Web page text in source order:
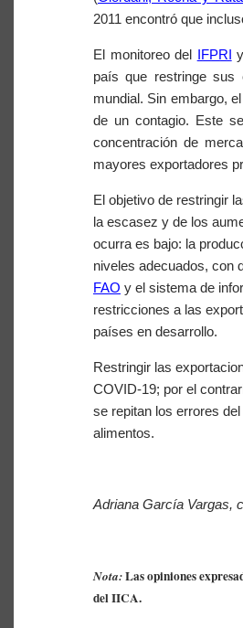
2011 encontró que
El monitoreo del IFPRI
país que restringe sus
mundial. Sin embargo,
de un contagio. Este
concentración de
mayores exportadores
El objetivo de restringir
la escasez y de los
ocurra es bajo: la
niveles adecuados, con
FAO y el sistema de
restricciones a las
países en desarrollo.
Restringir las
COVID-19; por el
se repitan los errores
alimentos.
Adriana García Vargas,
Nota:Las opiniones
del IICA.